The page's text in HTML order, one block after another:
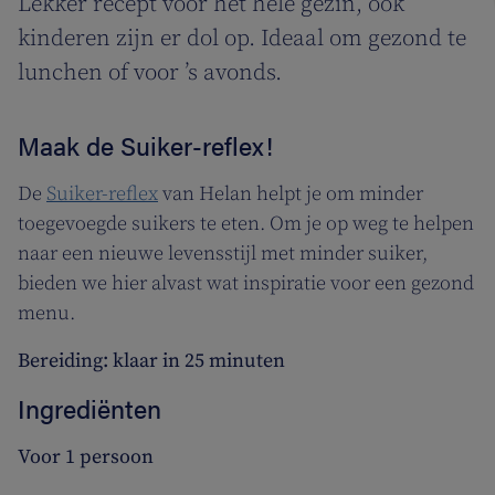
kinderen zijn er dol op. Ideaal om gezond te
lunchen of voor ’s avonds.
Maak de Suiker-reflex!
De Suiker-reflexvan Helan helpt je om minder
toegevoegde suikers te eten. Om je op weg te helpen
naar een nieuwe levensstijl met minder suiker,
bieden we hier alvast wat inspiratie voor een gezond
menu.
Bereiding: klaar in 25 minuten
Ingrediënten
Voor 1 persoon